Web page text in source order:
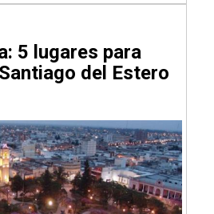
5 lugares para
del Estero